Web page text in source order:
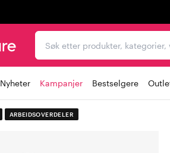
Søk etter produkter,
Nyheter Kampanjer Bestselgere
ARBEIDSOVERDELER